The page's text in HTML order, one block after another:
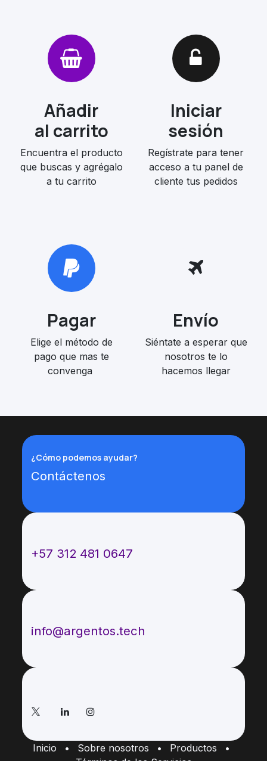
Añadir
al carrito
Encuentra el producto
que buscas y agrégalo
a tu carrito
Iniciar
sesión
Regístrate para tener
acceso a tu panel de
cliente tus pedidos
Pagar
Elige el método de
pago que mas te
convenga
Envío
Siéntate a esperar que
nosotros te lo
hacemos llegar
¿Cómo podemos ayudar?
Contáctenos
+57 312 481 0647
info@argentos.tech
Inicio • Sobre nosotros • Productos
•